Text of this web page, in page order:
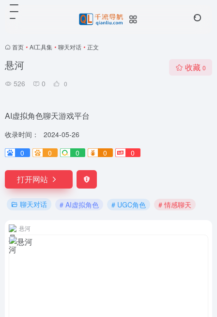
首页 • AI工具集 • 聊天对话 • 正文
悬河
526 0 0
收藏 0
AI虚拟角色聊天游戏平台
收录时间：
2024-05-26
0
0 0 0 0
打开网站
聊天对话 # AI虚拟角色 # UGC角色 # 情感聊天
悬河